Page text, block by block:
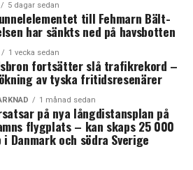
kontroller på grund av
14 mars 2020 stängde Danmark
med undantag för bland
medborgare, personer
och för personer med andra
så kallat ”anerkendelsesværdige
2020 öppnades den danska
Sverige igen och den 14 augusti
hela Sverige.
5 dagar sedan
till Fehmarn Bält-
har sänkts ned på havsbotten
1 vecka sedan
fortsätter slå trafikrekord –
av tyska fritidsresenärer
1 månad sedan
på nya långdistansplan på
flygplats – kan skaps 25 000
i Danmark och södra Sverige